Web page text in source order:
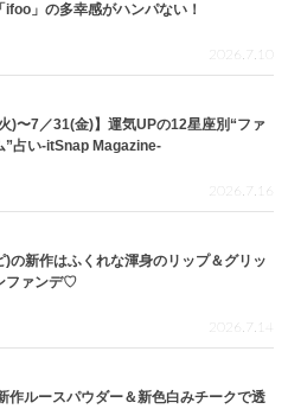
ifoo」の多幸感がハンパない！
2026.7.10
)〜7／31(金)】運気UPの12星座別“ファ
”占い-itSnap Magazine-
2026.7.16
の新作はふくれな渾身のリップ＆グリッ
ファンデ♡
2026.7.14
作ルースパウダー＆新色白みチークで透